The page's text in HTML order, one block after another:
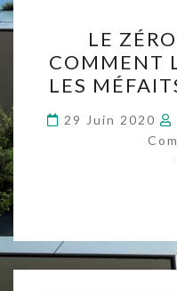
LE
COMMENT
LES
29 Juin 2020